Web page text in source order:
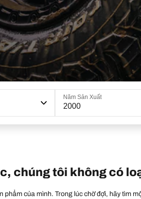
Năm Sản Xuất
2000
chúng tôi không có
phẩm của mình. Trong lúc chờ đợi, hãy tìm